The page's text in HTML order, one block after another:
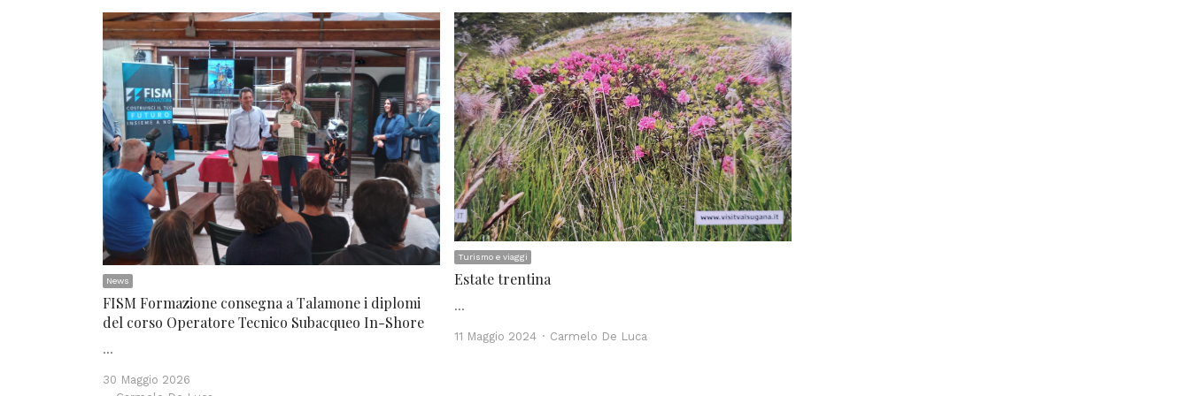
News
FISM Formazione consegna a Talamone i diplomi
del corso Operatore Tecnico Subacqueo In-Shore
…
30 Maggio 2026
Turismo e viaggi
Estate trentina
…
11 Maggio 2024 Author
Carmelo De Luca